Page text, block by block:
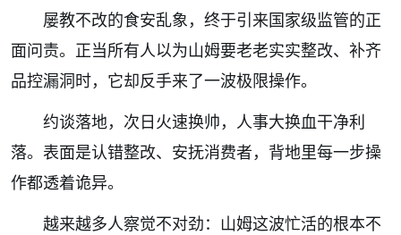
屡教不改的食安乱象，终于引来国家级监管的正
面问责。正当所有人以为山姆要老老实实整改、补齐
品控漏洞时，它却反手来了一波极限操作。
约谈落地，次日火速换帅，人事大换血干净利
落。表面是认错整改、安抚消费者，背地里每一步操
作都透着诡异。
越来越多人察觉不对劲：山姆这波忙活的根本不